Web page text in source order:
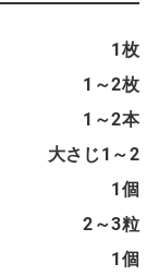
1枚
1～2枚
1～2本
大さじ1～2
1個
2～3粒
1個